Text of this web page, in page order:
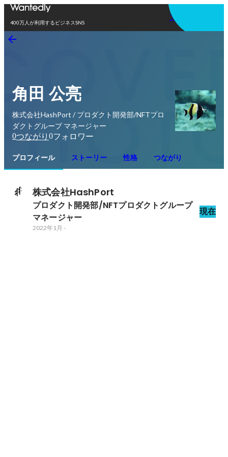
400万人が利用するビジネスSNS
アプリを使う
角田 公亮
株式会社HashPort / プロダクト開発部/NFTプロ
ダクトグループ マネージャー
0つながり 0フォロワー
プロフィール ストーリー 性格 つながり
株式会社HashPort
プロダクト開発部/NFTプロダクトグループ
マネージャー
現在
2022年1月 -